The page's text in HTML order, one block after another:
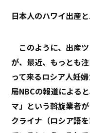
日本人のハワイ出産
このように、出産
が、最近、もっとも
って来るロシア人妊
局NBCの報道による
マ」という斡旋業者
クライナ（ロシア語